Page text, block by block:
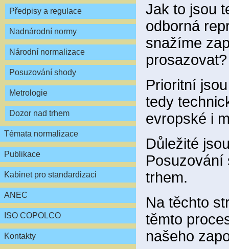
Předpisy a regulace
Nadnárodní normy
Národní normalizace
Posuzování shody
Metrologie
Dozor nad trhem
Témata normalizace
Publikace
Kabinet pro standardizaci
ANEC
ISO COPOLCO
Kontakty
Jak to jsou
odborná
snažíme
prosazovat?
Prioritní
tedy
evropské i
Důležité
Posuzování
trhem.
Na těchto
těmto
našeho